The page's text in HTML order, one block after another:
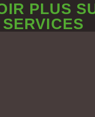
PLUS
SERVICES